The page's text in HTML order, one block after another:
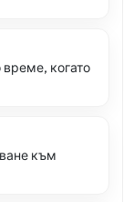
когато
към